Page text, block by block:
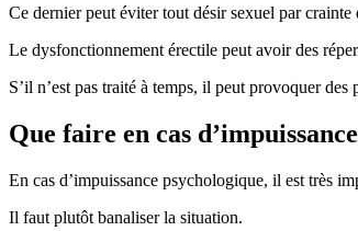
Ce dernier peut éviter tout désir sexuel par
Le dysfonctionnement érectile peut avoir des
S’il n’est pas traité à temps, il peut provoquer
Que faire en cas
En cas d’impuissance psychologique, il est très
Il faut plutôt banaliser la situation.